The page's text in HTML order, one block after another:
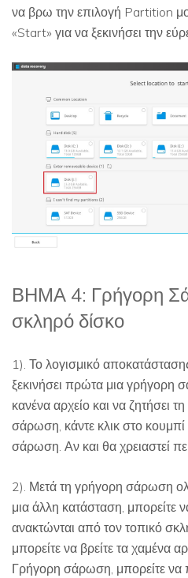
να βρω την επιλογή Partition
«Start» για να ξεκινήσει την
ΒΗΜΑ 4: Γρήγορη
σκληρό δίσκο
1). Το λογισμικό
ξεκινήσει πρώτα μια γρήγορη
κανένα αρχείο και να ζητήσει
σάρωση, κάντε κλικ στο κουμπί
σάρωση. Αν και θα χρειαστεί
2). Μετά τη γρήγορη σάρωση
μια άλλη κατάσταση, μπορείτε
ανακτώνται από τον τοπικό
μπορείτε να βρείτε τα χαμένα
Γρήγορη σάρωση, μπορείτε να